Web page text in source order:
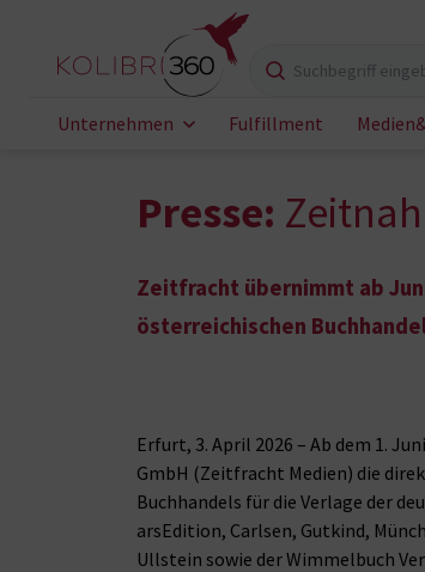
Suchbegriff
Unternehmen Fulfillment
Presse:
Zeitfracht übernimmt ab
österreichischen
Erfurt, 3. April 2026 – Ab dem 1.
GmbH (Zeitfracht Medien) die
Buchhandels für die Verlage der
arsEdition, Carlsen, Gutkind,
Ullstein sowie der Wimmelbuch